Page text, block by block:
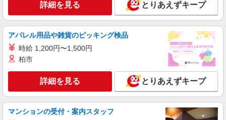
詳細を見る とりあえずキープ
アパレル用品や雑貨のピッキング検品
時給 1,200円〜1,500円
柏市
詳細を見る とりあえずキープ
マンションの受付・案内スタッフ